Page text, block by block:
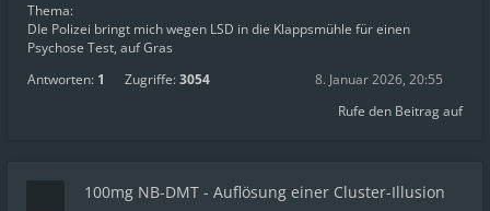
Thema:
DIe Polizei bringt mich wegen LSD in die Klappsmühle für einen
Psychose Test, auf Gras
Antworten: 1 Zugriffe:3054
8. Januar 2026, 20:55
Rufe den Beitrag auf
100mg NB-DMT - Auflösung einer Cluster-Illusion